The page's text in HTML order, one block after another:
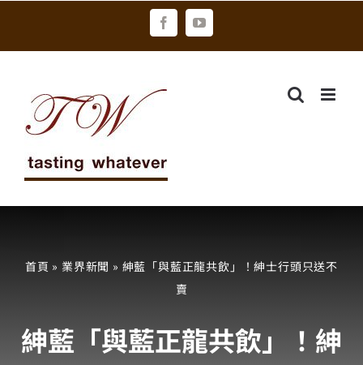
FacebookYouTube
首頁 » 業界新聞 » 紳藍「與藍正龍共飲」！紳士行頭只送不
賣
紳藍「與藍正龍共飲」！紳